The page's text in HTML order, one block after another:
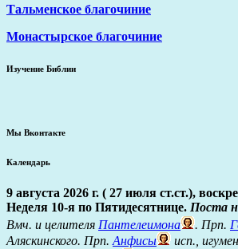
Тальменское благочиние
Монастырское благочиние
Изучение Библии
Мы Вконтакте
Календарь
9 августа 2026 г. ( 27 июля ст.ст.),
Неделя 10-я по Пятидесятнице. Поста
Вмч. и целителя Пантелеимона . Прп.
Аляскинского. Прп.Анфисы
исп.,